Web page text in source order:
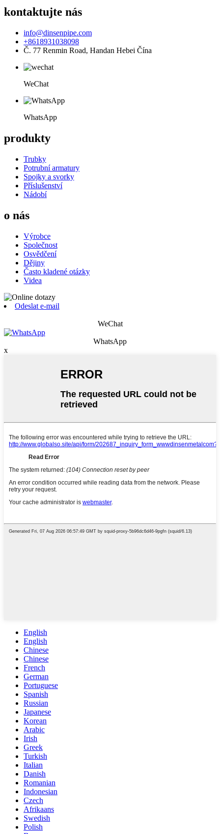
kontaktujte nás
info@dinsenpipe.com
+8618931038098
Č. 77 Renmin Road, Handan Hebei Čína
WeChat
WhatsApp
produkty
Trubky
Potrubní armatury
Spojky a svorky
Příslušenství
Nádobí
o nás
Výrobce
Společnost
Osvědčení
Dějiny
Často kladené otázky
Videa
Odeslat e-mail
WeChat
WhatsApp
x
English
English
Chinese
Chinese
French
German
Portuguese
Spanish
Russian
Japanese
Korean
Arabic
Irish
Greek
Turkish
Italian
Danish
Romanian
Indonesian
Czech
Afrikaans
Swedish
Polish